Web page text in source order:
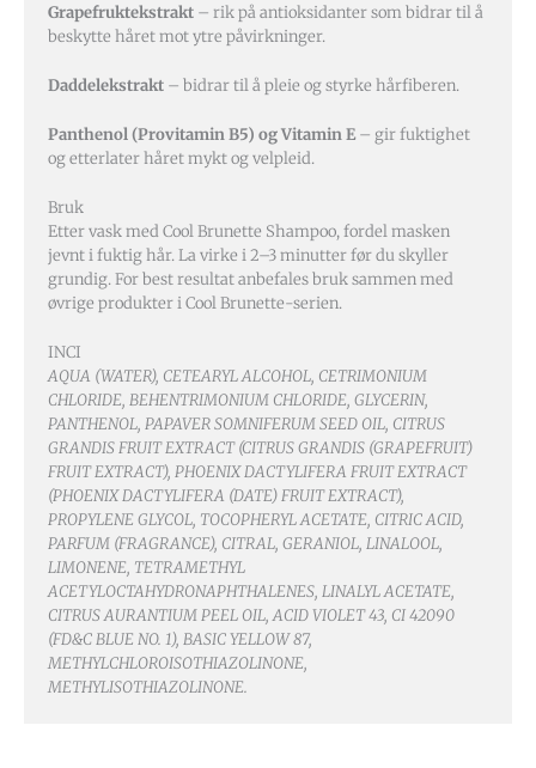
Grapefruktekstrakt – rik på antioksidanter som bidrar til å
beskytte håret mot ytre påvirkninger.
Daddelekstrakt – bidrar til å pleie og styrke hårfiberen.
Panthenol (Provitamin B5) og Vitamin E– gir fuktighet
og etterlater håret mykt og velpleid.
Bruk
Etter vask med Cool Brunette Shampoo, fordel masken
jevnt i fuktig hår. La virke i 2–3 minutter før du skyller
grundig. For best resultat anbefales bruk sammen med
øvrige produkter i Cool Brunette-serien.
INCI
AQUA (WATER), CETEARYL ALCOHOL, CETRIMONIUM
CHLORIDE, BEHENTRIMONIUM CHLORIDE, GLYCERIN,
PANTHENOL, PAPAVER SOMNIFERUM SEED OIL, CITRUS
GRANDIS FRUIT EXTRACT (CITRUS GRANDIS (GRAPEFRUIT)
FRUIT EXTRACT), PHOENIX DACTYLIFERA FRUIT EXTRACT
(PHOENIX DACTYLIFERA (DATE) FRUIT EXTRACT),
PROPYLENE GLYCOL, TOCOPHERYL ACETATE, CITRIC ACID,
PARFUM (FRAGRANCE), CITRAL, GERANIOL, LINALOOL,
LIMONENE, TETRAMETHYL
ACETYLOCTAHYDRONAPHTHALENES, LINALYL ACETATE,
CITRUS AURANTIUM PEEL OIL, ACID VIOLET 43, CI 42090
(FD&C BLUE NO. 1), BASIC YELLOW 87,
METHYLCHLOROISOTHIAZOLINONE,
METHYLISOTHIAZOLINONE.